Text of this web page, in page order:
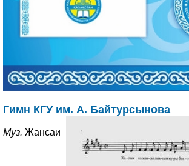
Гимн КГУ им. А. Байтурсынова
Муз. Жансаи